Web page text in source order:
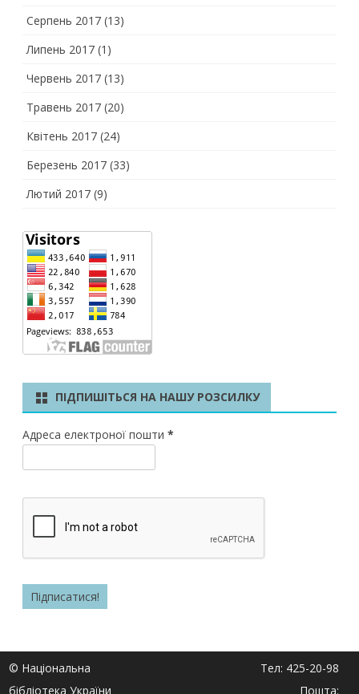
Серпень 2017 (13)
Липень 2017 (1)
Червень 2017 (13)
Травень 2017 (20)
Квітень 2017 (24)
Березень 2017 (33)
Лютий 2017 (9)
ПІДПИШІТЬСЯ НА НАШУ РОЗСИЛКУ
Адреса електроної пошти *
© Національна
бібліотека України
Тел: 425-20-98
Пошта: